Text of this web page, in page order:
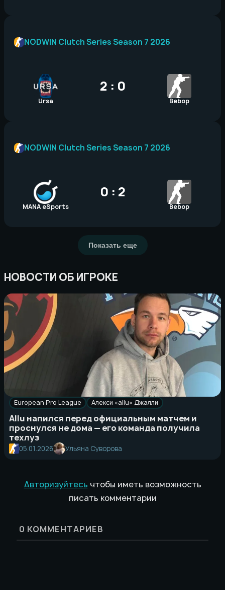
Ursa
2 : 0
Bebop
NODWIN Clutch Series Season 7 2026
MANA eSports
0 : 2
Bebop
NODWIN Clutch Series Season 7 2026
Показать еще
НОВОСТИ ОБ ИГРОКЕ
European Pro League Алекси «allu» Джалли
Allu напился перед официальным матчем и
проснулся не дома — его команда получила
техлуз
05.01.2026 Ульяна Суворова
Авторизуйтесь чтобы иметь возможность
писать комментарии
0 КОММЕНТАРИЕВ